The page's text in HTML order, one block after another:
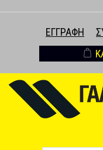
ΕΓΓΡΑΦΉ